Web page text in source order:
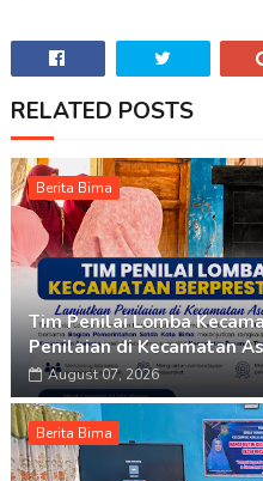
RELATED POSTS
Berita Bima
Tim Penilai Lomba
Penilaian di Kecamatan
August 07, 2026
Berita Bima